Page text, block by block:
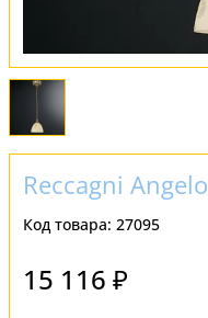
Reccagni Angelo
Код товара: 27095
15 116 ₽